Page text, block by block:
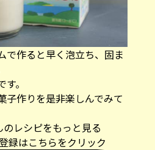
で作ると早く泡立ち、固ま
。
子作りを是非楽しんでみて
レシピをもっと見る
録はこちらをクリック